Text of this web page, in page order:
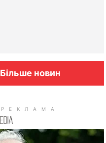
Більше новин